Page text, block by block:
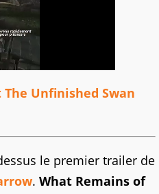
The Unfinished Swan
le premier trailer de
. What Remains of